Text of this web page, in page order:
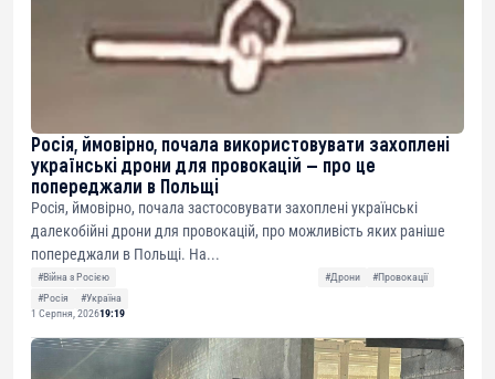
Росія, ймовірно, почала використовувати захоплені
українські дрони для провокацій — про це
попереджали в Польщі
Росія, ймовірно, почала застосовувати захоплені українські
далекобійні дрони для провокацій, про можливість яких раніше
попереджали в Польщі. На...
#Війна з Росією #Дрони
#Провокації
#Росія
#Україна
1 Серпня, 202619:19